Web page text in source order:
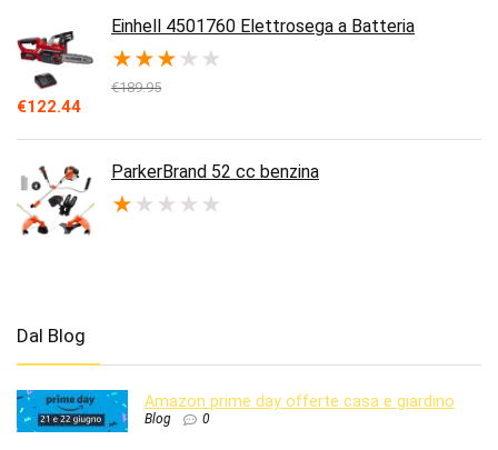
Einhell 4501760 Elettrosega a Batteria
★★★ ★ ★
€189.95
Il
originale
era:
€189.95.
€122.44Il
attuale
€122.44.
ParkerBrand 52 cc benzina
★ ★ ★ ★ ★
Dal Blog
Amazon prime day offerte casa e giardino
Blog 0